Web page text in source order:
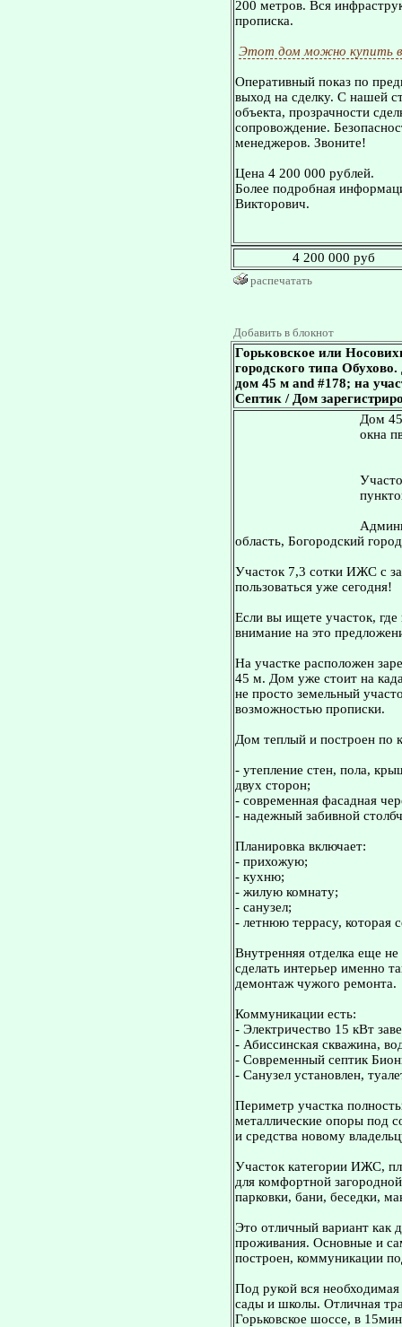
200 метров. Вся
прописка.
Этот дом можно купить
Оперативный показ по
выход на сделку. С нашей
объекта, прозрачности
сопровождение.
менеджеров. Звоните!
Цена 4 200 000 рублей.
Более подробная
Викторович.
4 200 000 руб
распечатать
Добавить в блокнот
Горьковское или
городского типа
дом 45 м and #178; на
Септик / Дом
Дом
окна
область, Богородский
Участок 7,3 сотки ИЖС с
пользоваться уже сегодня!
Если вы ищете участок, где
внимание на это
На участке расположен
45 м. Дом уже стоит на
не просто земельный
возможностью прописки.
Дом теплый и построен по
- утепление стен, пола,
двух сторон;
- современная фасадная
- надежный забивной
Планировка включает:
- прихожую;
- кухню;
- жилую комнату;
- санузел;
- летнюю террасу, которая
Внутренняя отделка еще
сделать интерьер именно
демонтаж чужого ремонта.
Коммуникации есть:
- Электричество 15 кВт
- Абиссинская скважина,
- Современный септик
- Санузел установлен,
Периметр участка
металлические опоры под
и средства новому
Участок категории ИЖС,
для комфортной
парковки, бани, беседки,
Это отличный вариант как
проживания. Основные и
построен, коммуникации
Под рукой вся
сады и школы. Отличная
Горьковское шоссе, в